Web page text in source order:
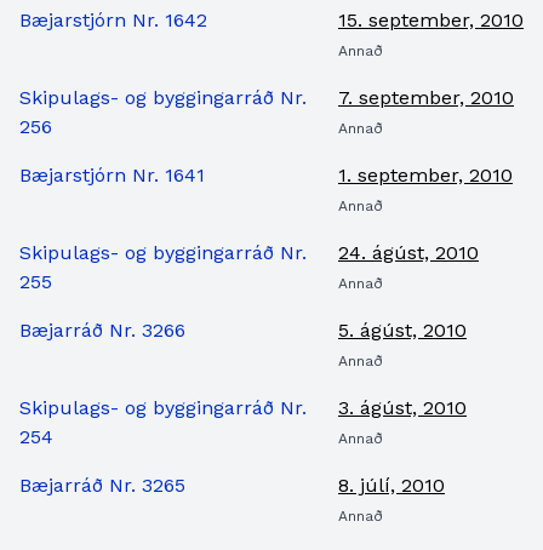
Bæjarstjórn Nr. 1642 15. september, 2010
Annað
Skipulags- og byggingarráð Nr.
256
7. september, 2010
Annað
Bæjarstjórn Nr. 1641 1. september, 2010
Annað
Skipulags- og byggingarráð Nr.
255
24. ágúst, 2010
Annað
Bæjarráð Nr. 3266 5. ágúst, 2010
Annað
Skipulags- og byggingarráð Nr.
254
3. ágúst, 2010
Annað
Bæjarráð Nr. 3265 8. júlí, 2010
Annað